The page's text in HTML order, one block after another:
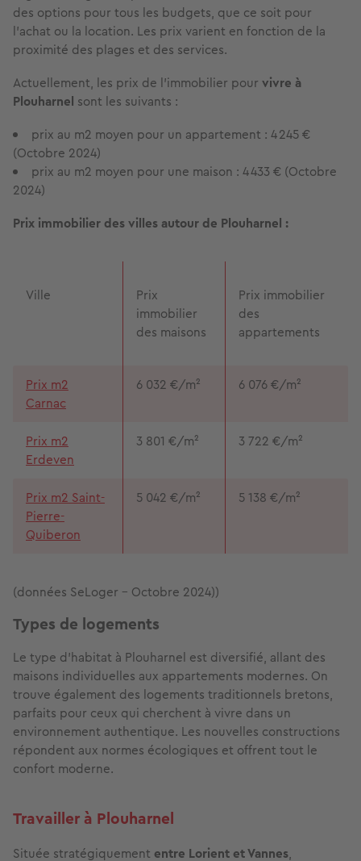
des options pour tous les budgets, que ce soit pour
l’achat ou la location. Les prix varient en fonction de la
proximité des plages et des services.
Actuellement, les prix de l’immobilier pour vivre à
Plouharnel sont les suivants :
prix au m2 moyen pour un appartement : 4 245 €
(Octobre 2024)
prix au m2 moyen pour une maison : 4 433 € (Octobre
2024)
Prix immobilier des villes autour de Plouharnel :
Ville
Prix
immobilier
des maisons
Prix immobilier
des
appartements
Prix m2
Carnac
6 032 €/m² 6 076 €/m²
Prix m2
Erdeven
3 801 €/m² 3 722 €/m²
Prix m2 Saint-
Pierre-
Quiberon
5 042 €/m² 5 138 €/m²
(données SeLoger - Octobre 2024))
Types de logements
Le type d'habitat à Plouharnel est diversifié, allant des
maisons individuelles aux appartements modernes. On
trouve également des logements traditionnels bretons,
parfaits pour ceux qui cherchent à vivre dans un
environnement authentique. Les nouvelles constructions
répondent aux normes écologiques et offrent tout le
confort moderne.
Travailler à Plouharnel
Située stratégiquement entre Lorient et Vannes,